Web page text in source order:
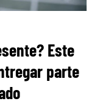
Este
parte